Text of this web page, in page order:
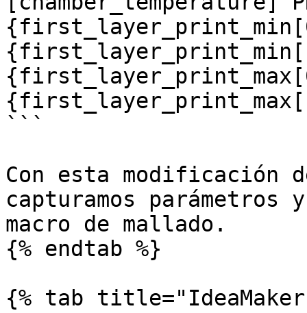
```
Con esta modificación
capturamos parámetros
macro de mallado.
{% endtab %}
{% tab